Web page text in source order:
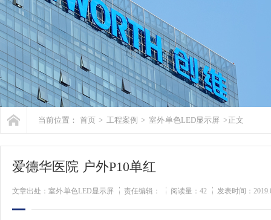
当前位置： 首页 > 工程案例 > 室外 单色LED显示屏 > 正文
爱德华医院 户外P10单红
文章出处：室外 单色LED显示屏 责任编辑： 阅读量：42 发表时间：